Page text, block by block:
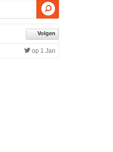

Volgen
op 1 Jan